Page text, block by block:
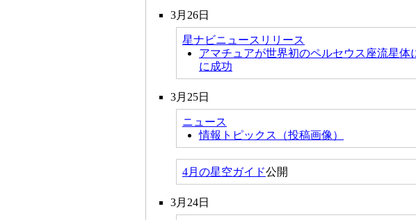
3月26日
星ナビニュースリリース
アマチュアが世界初のペルセウス座流星
に成功
3月25日
ニュース
情報トピックス（投稿画像）
4月の星空ガイド公開
3月24日